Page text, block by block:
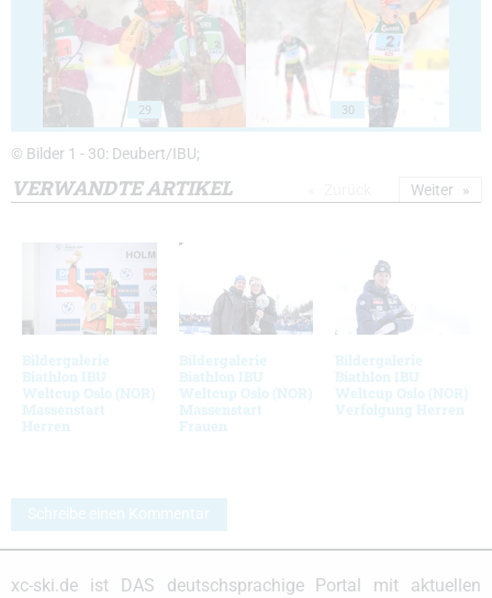
29 30
© Bilder 1 - 30: Deubert/IBU;
VERWANDTE ARTIKEL
Bildergalerie
Biathlon IBU
Weltcup Oslo (NOR)
Massenstart
Herren
Bildergalerie
Biathlon IBU
Weltcup Oslo (NOR)
Massenstart
Frauen
Bildergalerie
Biathlon IBU
Weltcup Oslo (NOR)
Verfolgung Herren
Weiter
Schreibe einen Kommentar
xc-ski.de ist DAS deutschsprachige Portal mit aktuellen